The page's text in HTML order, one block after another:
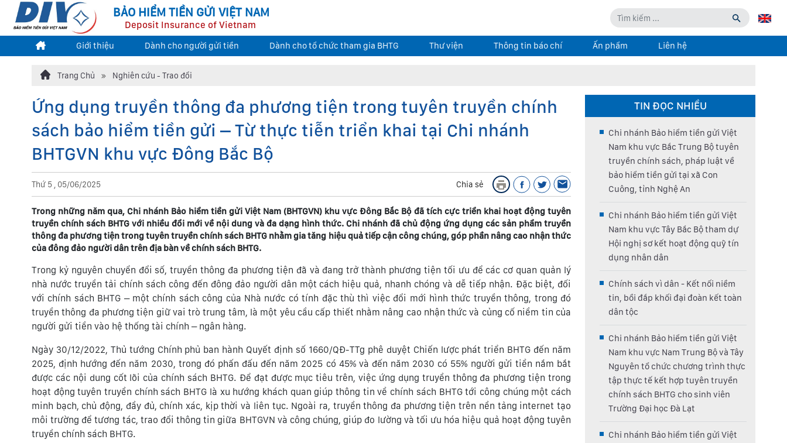
BẢO HIỂM TIỀN GỬI VIỆT NAM
Deposit Insurance of Vietnam
Giới thiệu Dành cho người gửi tiền Dành cho tổ chức tham gia BHTG Thư viện Thông tin báo chí Ấn phẩm Liên hệ
Trang Chủ Nghiên cứu - Trao đổi
Ứng dụng truyền thông đa phương tiện trong tuyên truyền chính
sách bảo hiểm tiền gửi – Từ thực tiễn triển khai tại Chi nhánh
BHTGVN khu vực Đông Bắc Bộ
Thứ 5 , 05/06/2025 Chia sẻ
Trong những năm qua, Chi nhánh Bảo hiểm tiền gửi Việt Nam (BHTGVN) khu vực Đông Bắc Bộ đã tích cực triển khai hoạt động tuyên
truyền chính sách BHTG với nhiều đổi mới về nội dung và đa dạng hình thức. Chi nhánh đã chủ động ứng dụng các sản phẩm truyền
thông đa phương tiện trong tuyên truyền chính sách BHTG nhằm gia tăng hiệu quả tiếp cận công chúng, góp phần nâng cao nhận thức
của đông đảo người dân trên địa bàn về chính sách BHTG.
Trong kỷ nguyên chuyển đổi số, truyền thông đa phương tiện đã và đang trở thành phương tiện tối ưu để các cơ quan quản lý
nhà nước truyền tải chính sách công đến đông đảo người dân một cách hiệu quả, nhanh chóng và dễ tiếp nhận. Đặc biệt, đối
với chính sách BHTG – một chính sách công của Nhà nước có tính đặc thù thì việc đổi mới hình thức truyền thông, trong đó
truyền thông đa phương tiện giữ vai trò trung tâm, là một yêu cầu cấp thiết nhằm nâng cao nhận thức và củng cố niềm tin của
người gửi tiền vào hệ thống tài chính – ngân hàng.
Ngày 30/12/2022, Thủ tướng Chính phủ ban hành Quyết định số 1660/QĐ-TTg phê duyệt Chiến lược phát triển BHTG đến năm
2025, định hướng đến năm 2030, trong đó phấn đấu đến năm 2025 có 45% và đến năm 2030 có 55% người gửi tiền nắm bắt
được các nội dung cốt lõi của chính sách BHTG. Để đạt được mục tiêu trên, việc ứng dụng truyền thông đa phương tiện trong
hoạt động tuyên truyền chính sách BHTG là xu hướng khách quan giúp thông tin về chính sách BHTG tới công chúng một cách
minh bạch, chủ động, đầy đủ, chính xác, kịp thời và liên tục. Ngoài ra, truyền thông đa phương tiện trên nền tảng internet tạo
môi trường để tương tác, trao đổi thông tin giữa BHTGVN và công chúng, giúp đo lường và tối ưu hóa hiệu quả hoạt động tuyên
truyền chính sách BHTG.
TIN ĐỌC NHIỀU
Chi nhánh Bảo hiểm tiền gửi Việt
Nam khu vực Bắc Trung Bộ tuyên
truyền chính sách, pháp luật về
bảo hiểm tiền gửi tại xã Con
Cuông, tỉnh Nghệ An
Chi nhánh Bảo hiểm tiền gửi Việt
Nam khu vực Tây Bắc Bộ tham dự
Hội nghị sơ kết hoạt động quỹ tín
dụng nhân dân
Chính sách vì dân - Kết nối niềm
tin, bồi đắp khối đại đoàn kết toàn
dân tộc
Chi nhánh Bảo hiểm tiền gửi Việt
Nam khu vực Nam Trung Bộ và Tây
Nguyên tổ chức chương trình thực
tập thực tế kết hợp tuyên truyền
chính sách BHTG cho sinh viên
Trường Đại học Đà Lạt
Chi nhánh Bảo hiểm tiền gửi Việt